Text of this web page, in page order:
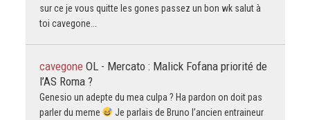
sur ce je vous quitte les gones passez un bon wk salut à
toi cavegone...
cavegone OL - Mercato : Malick Fofana priorité de
l’AS Roma ?
Genesio un adepte du mea culpa ? Ha pardon on doit pas
parler du meme
Je parlais de Bruno l’ancien entraineur